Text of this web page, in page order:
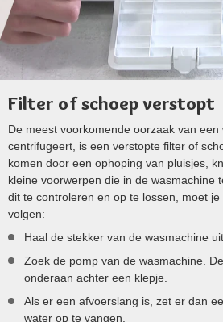
Filter of schoep verstopt
De meest voorkomende oorzaak van
centrifugeert, is een verstopte filter of
komen door een ophoping van pluisjes,
kleine voorwerpen die in de wasmachine
dit te controleren en op te lossen, moet
volgen:
Haal de stekker van de wasmachine
Zoek de pomp van de wasmachine.
onderaan achter een klepje.
Als er een afvoerslang is, zet er dan
water op te vangen.